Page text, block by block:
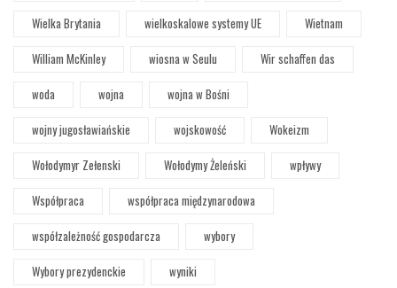
Wielka Brytania
wielkoskalowe systemy UE
Wietnam
William McKinley
wiosna w Seulu
Wir schaffen das
woda
wojna
wojna w Bośni
wojny jugosławiańskie
wojskowość
Wokeizm
Wołodymyr Zełenski
Wołodymy Żeleński
wpływy
Współpraca
współpraca międzynarodowa
współzależność gospodarcza
wybory
Wybory prezydenckie
wyniki